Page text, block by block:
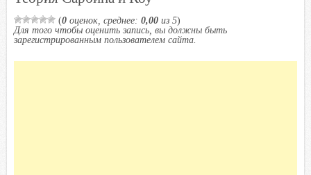
(0 оценок, среднее: 0,00 из 5)
Для того чтобы оценить запись, вы должны быть
зарегистрированным пользователем сайта.